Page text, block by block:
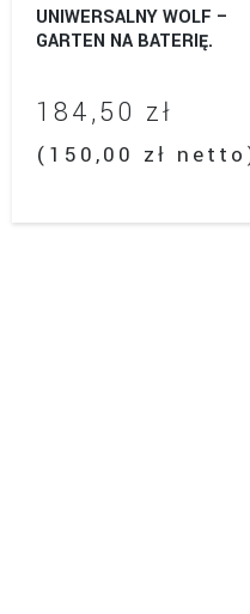
UNIWERSALNY WOLF –
GARTEN NA BATERIĘ.
184,50 zł
( 150,00 zł